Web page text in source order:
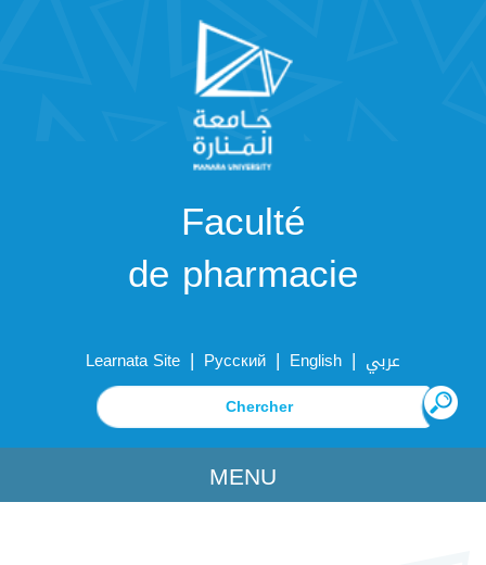
Faculté
de pharmacie
Learnata Site | Русский | English | عربي
MENU